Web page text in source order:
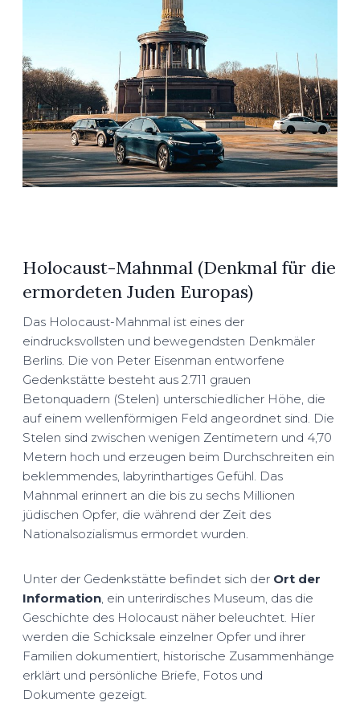
Holocaust-Mahnmal (Denkmal für die
ermordeten Juden Europas)
Das Holocaust-Mahnmal ist eines der
eindrucksvollsten und bewegendsten Denkmäler
Berlins. Die von Peter Eisenman entworfene
Gedenkstätte besteht aus 2.711 grauen
Betonquadern (Stelen) unterschiedlicher Höhe, die
auf einem wellenförmigen Feld angeordnet sind. Die
Stelen sind zwischen wenigen Zentimetern und 4,70
Metern hoch und erzeugen beim Durchschreiten ein
beklemmendes, labyrinthartiges Gefühl. Das
Mahnmal erinnert an die bis zu sechs Millionen
jüdischen Opfer, die während der Zeit des
Nationalsozialismus ermordet wurden.
Unter der Gedenkstätte befindet sich der Ort der
Information, ein unterirdisches Museum, das die
Geschichte des Holocaust näher beleuchtet. Hier
werden die Schicksale einzelner Opfer und ihrer
Familien dokumentiert, historische Zusammenhänge
erklärt und persönliche Briefe, Fotos und
Dokumente gezeigt.